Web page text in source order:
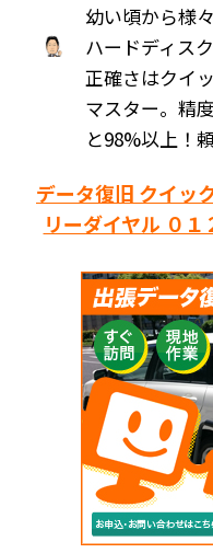
幼い頃から様
ハードディス
正確さはクイ
マスター。精
と98%以上！
データ復旧 クイッ
リーダイヤル ０１